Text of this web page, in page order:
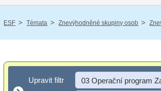
ESF / Témata / Znevýhodněné skupiny osob /
Upravit filtr
Upravit filtr 03 Operační program